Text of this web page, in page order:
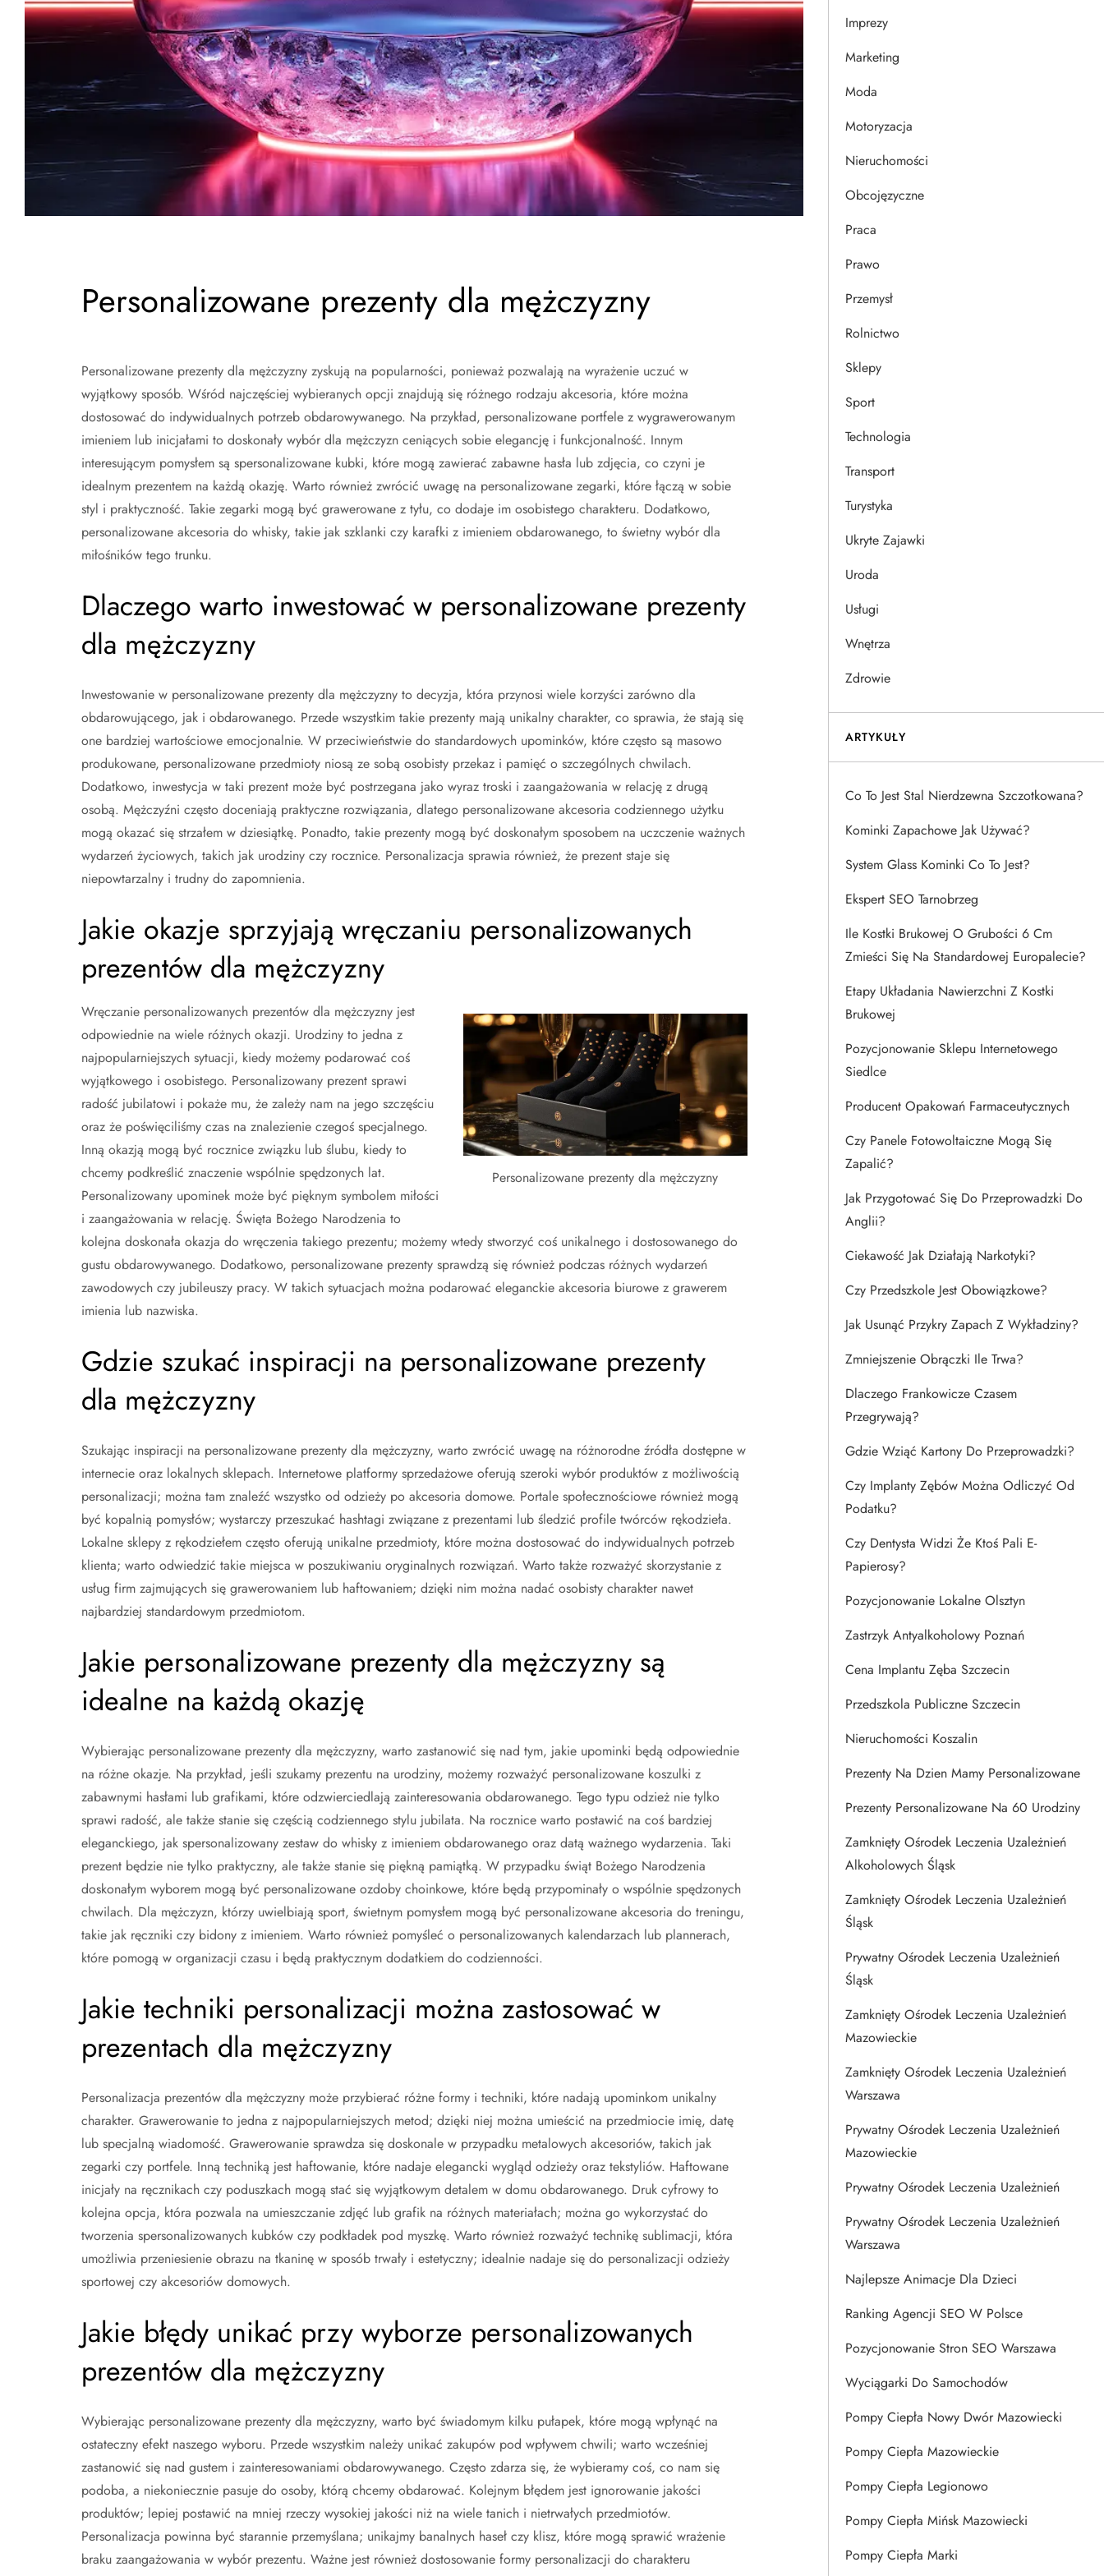
Personalizowane prezenty dla mężczyzny
Personalizowane prezenty dla mężczyzny zyskują na popularności, ponieważ pozwalają na wyrażenie uczuć w
wyjątkowy sposób. Wśród najczęściej wybieranych opcji znajdują się różnego rodzaju akcesoria, które można
dostosować do indywidualnych potrzeb obdarowywanego. Na przykład, personalizowane portfele z wygrawerowanym
imieniem lub inicjałami to doskonały wybór dla mężczyzn ceniących sobie elegancję i funkcjonalność. Innym
interesującym pomysłem są spersonalizowane kubki, które mogą zawierać zabawne hasła lub zdjęcia, co czyni je
idealnym prezentem na każdą okazję. Warto również zwrócić uwagę na personalizowane zegarki, które łączą w sobie
styl i praktyczność. Takie zegarki mogą być grawerowane z tyłu, co dodaje im osobistego charakteru. Dodatkowo,
personalizowane akcesoria do whisky, takie jak szklanki czy karafki z imieniem obdarowanego, to świetny wybór dla
miłośników tego trunku.
Dlaczego warto inwestować w personalizowane prezenty
dla mężczyzny
Inwestowanie w personalizowane prezenty dla mężczyzny to decyzja, która przynosi wiele korzyści zarówno dla
obdarowującego, jak i obdarowanego. Przede wszystkim takie prezenty mają unikalny charakter, co sprawia, że stają się
one bardziej wartościowe emocjonalnie. W przeciwieństwie do standardowych upominków, które często są masowo
produkowane, personalizowane przedmioty niosą ze sobą osobisty przekaz i pamięć o szczególnych chwilach.
Dodatkowo, inwestycja w taki prezent może być postrzegana jako wyraz troski i zaangażowania w relację z drugą
osobą. Mężczyźni często doceniają praktyczne rozwiązania, dlatego personalizowane akcesoria codziennego użytku
mogą okazać się strzałem w dziesiątkę. Ponadto, takie prezenty mogą być doskonałym sposobem na uczczenie ważnych
wydarzeń życiowych, takich jak urodziny czy rocznice. Personalizacja sprawia również, że prezent staje się
niepowtarzalny i trudny do zapomnienia.
Jakie okazje sprzyjają wręczaniu personalizowanych
prezentów dla mężczyzny
Personalizowane prezenty dla mężczyzny
Wręczanie personalizowanych prezentów dla mężczyzny jest
odpowiednie na wiele różnych okazji. Urodziny to jedna z
najpopularniejszych sytuacji, kiedy możemy podarować coś
wyjątkowego i osobistego. Personalizowany prezent sprawi
radość jubilatowi i pokaże mu, że zależy nam na jego szczęściu
oraz że poświęciliśmy czas na znalezienie czegoś specjalnego.
Inną okazją mogą być rocznice związku lub ślubu, kiedy to
chcemy podkreślić znaczenie wspólnie spędzonych lat.
Personalizowany upominek może być pięknym symbolem miłości
i zaangażowania w relację. Święta Bożego Narodzenia to
kolejna doskonała okazja do wręczenia takiego prezentu; możemy wtedy stworzyć coś unikalnego i dostosowanego do
gustu obdarowywanego. Dodatkowo, personalizowane prezenty sprawdzą się również podczas różnych wydarzeń
zawodowych czy jubileuszy pracy. W takich sytuacjach można podarować eleganckie akcesoria biurowe z grawerem
imienia lub nazwiska.
Gdzie szukać inspiracji na personalizowane prezenty
dla mężczyzny
Szukając inspiracji na personalizowane prezenty dla mężczyzny, warto zwrócić uwagę na różnorodne źródła dostępne w
internecie oraz lokalnych sklepach. Internetowe platformy sprzedażowe oferują szeroki wybór produktów z możliwością
personalizacji; można tam znaleźć wszystko od odzieży po akcesoria domowe. Portale społecznościowe również mogą
być kopalnią pomysłów; wystarczy przeszukać hashtagi związane z prezentami lub śledzić profile twórców rękodzieła.
Lokalne sklepy z rękodziełem często oferują unikalne przedmioty, które można dostosować do indywidualnych potrzeb
klienta; warto odwiedzić takie miejsca w poszukiwaniu oryginalnych rozwiązań. Warto także rozważyć skorzystanie z
usług firm zajmujących się grawerowaniem lub haftowaniem; dzięki nim można nadać osobisty charakter nawet
najbardziej standardowym przedmiotom.
Jakie personalizowane prezenty dla mężczyzny są
idealne na każdą okazję
Wybierając personalizowane prezenty dla mężczyzny, warto zastanowić się nad tym, jakie upominki będą odpowiednie
na różne okazje. Na przykład, jeśli szukamy prezentu na urodziny, możemy rozważyć personalizowane koszulki z
zabawnymi hasłami lub grafikami, które odzwierciedlają zainteresowania obdarowanego. Tego typu odzież nie tylko
sprawi radość, ale także stanie się częścią codziennego stylu jubilata. Na rocznice warto postawić na coś bardziej
eleganckiego, jak spersonalizowany zestaw do whisky z imieniem obdarowanego oraz datą ważnego wydarzenia. Taki
prezent będzie nie tylko praktyczny, ale także stanie się piękną pamiątką. W przypadku świąt Bożego Narodzenia
doskonałym wyborem mogą być personalizowane ozdoby choinkowe, które będą przypominały o wspólnie spędzonych
chwilach. Dla mężczyzn, którzy uwielbiają sport, świetnym pomysłem mogą być personalizowane akcesoria do treningu,
takie jak ręczniki czy bidony z imieniem. Warto również pomyśleć o personalizowanych kalendarzach lub plannerach,
które pomogą w organizacji czasu i będą praktycznym dodatkiem do codzienności.
Jakie techniki personalizacji można zastosować w
prezentach dla mężczyzny
Personalizacja prezentów dla mężczyzny może przybierać różne formy i techniki, które nadają upominkom unikalny
charakter. Grawerowanie to jedna z najpopularniejszych metod; dzięki niej można umieścić na przedmiocie imię, datę
lub specjalną wiadomość. Grawerowanie sprawdza się doskonale w przypadku metalowych akcesoriów, takich jak
zegarki czy portfele. Inną techniką jest haftowanie, które nadaje elegancki wygląd odzieży oraz tekstyliów. Haftowane
inicjały na ręcznikach czy poduszkach mogą stać się wyjątkowym detalem w domu obdarowanego. Druk cyfrowy to
kolejna opcja, która pozwala na umieszczanie zdjęć lub grafik na różnych materiałach; można go wykorzystać do
tworzenia spersonalizowanych kubków czy podkładek pod myszkę. Warto również rozważyć technikę sublimacji, która
umożliwia przeniesienie obrazu na tkaninę w sposób trwały i estetyczny; idealnie nadaje się do personalizacji odzieży
sportowej czy akcesoriów domowych.
Jakie błędy unikać przy wyborze personalizowanych
prezentów dla mężczyzny
Wybierając personalizowane prezenty dla mężczyzny, warto być świadomym kilku pułapek, które mogą wpłynąć na
ostateczny efekt naszego wyboru. Przede wszystkim należy unikać zakupów pod wpływem chwili; warto wcześniej
zastanowić się nad gustem i zainteresowaniami obdarowywanego. Często zdarza się, że wybieramy coś, co nam się
podoba, a niekoniecznie pasuje do osoby, którą chcemy obdarować. Kolejnym błędem jest ignorowanie jakości
produktów; lepiej postawić na mniej rzeczy wysokiej jakości niż na wiele tanich i nietrwałych przedmiotów.
Personalizacja powinna być starannie przemyślana; unikajmy banalnych haseł czy klisz, które mogą sprawić wrażenie
braku zaangażowania w wybór prezentu. Ważne jest również dostosowanie formy personalizacji do charakteru
Imprezy
Marketing
Moda
Motoryzacja
Nieruchomości
Obcojęzyczne
Praca
Prawo
Przemysł
Rolnictwo
Sklepy
Sport
Technologia
Transport
Turystyka
Ukryte Zajawki
Uroda
Usługi
Wnętrza
Zdrowie
ARTYKUŁY
Co To Jest Stal Nierdzewna Szczotkowana?
Kominki Zapachowe Jak Używać?
System Glass Kominki Co To Jest?
Ekspert SEO Tarnobrzeg
Ile Kostki Brukowej O Grubości 6 Cm
Zmieści Się Na Standardowej Europalecie?
Etapy Układania Nawierzchni Z Kostki
Brukowej
Pozycjonowanie Sklepu Internetowego
Siedlce
Producent Opakowań Farmaceutycznych
Czy Panele Fotowoltaiczne Mogą Się
Zapalić?
Jak Przygotować Się Do Przeprowadzki Do
Anglii?
Ciekawość Jak Działają Narkotyki?
Czy Przedszkole Jest Obowiązkowe?
Jak Usunąć Przykry Zapach Z Wykładziny?
Zmniejszenie Obrączki Ile Trwa?
Dlaczego Frankowicze Czasem
Przegrywają?
Gdzie Wziąć Kartony Do Przeprowadzki?
Czy Implanty Zębów Można Odliczyć Od
Podatku?
Czy Dentysta Widzi Że Ktoś Pali E-
Papierosy?
Pozycjonowanie Lokalne Olsztyn
Zastrzyk Antyalkoholowy Poznań
Cena Implantu Zęba Szczecin
Przedszkola Publiczne Szczecin
Nieruchomości Koszalin
Prezenty Na Dzien Mamy Personalizowane
Prezenty Personalizowane Na 60 Urodziny
Zamknięty Ośrodek Leczenia Uzależnień
Alkoholowych Śląsk
Zamknięty Ośrodek Leczenia Uzależnień
Śląsk
Prywatny Ośrodek Leczenia Uzależnień
Śląsk
Zamknięty Ośrodek Leczenia Uzależnień
Mazowieckie
Zamknięty Ośrodek Leczenia Uzależnień
Warszawa
Prywatny Ośrodek Leczenia Uzależnień
Mazowieckie
Prywatny Ośrodek Leczenia Uzależnień
Prywatny Ośrodek Leczenia Uzależnień
Warszawa
Najlepsze Animacje Dla Dzieci
Ranking Agencji SEO W Polsce
Pozycjonowanie Stron SEO Warszawa
Wyciągarki Do Samochodów
Pompy Ciepła Nowy Dwór Mazowiecki
Pompy Ciepła Mazowieckie
Pompy Ciepła Legionowo
Pompy Ciepła Mińsk Mazowiecki
Pompy Ciepła Marki